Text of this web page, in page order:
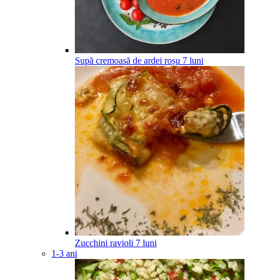
Supă cremoasă de ardei roșu 7 luni
Zucchini ravioli 7 luni
1-3 ani